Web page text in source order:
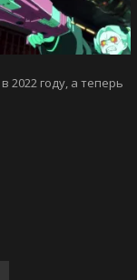
году, а теперь